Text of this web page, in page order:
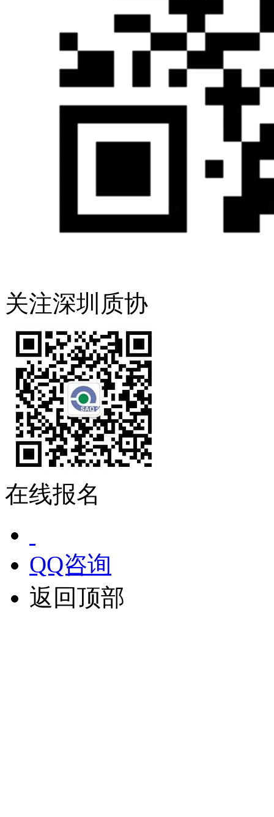
关注深圳质协
在线报名
QQ咨询
返回顶部